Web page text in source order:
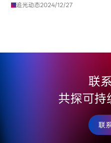
追光动态2024/12/27
联
共探可持
联